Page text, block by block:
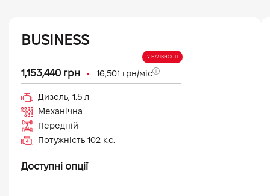
BUSINESS
У НАЯВНОСТІ
1,153,440 грн • 16,501 грн/міс
Дизель, 1.5 л
Механічна
Передній
Потужність 102 к.с.
Доступні опції